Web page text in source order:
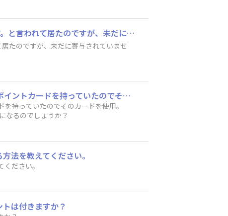
ワークショップにて8/21に参加致しました。 その際に後日、来月中にポイントが付きます。と言われて居たのですが、未だに寄与されていません。3500円の折りたたみ何とか…を作りました。 ポイントつかないんでしょうか❓
たのですが、未だに寄与されていませ
お世話になります。 GWSに3名で私が予約をしました。 支払いは別々で1人はカインズのポイントカードを持っていたのでそのカードを使用。 もう1人はカードを持っていないので私のカードを使用。こういう場合はsquareのポイントはどのようになるのでしょうか？
持っていたのでそのカードを使用。
なるのでしょうか？
法を教えてください。
ださい。
は付きますか？